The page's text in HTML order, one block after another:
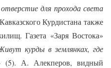
для прохода света
Курдистана также
Газета «Заря Востока»
курды в землянках, где
(5). А. Алекперов, видный